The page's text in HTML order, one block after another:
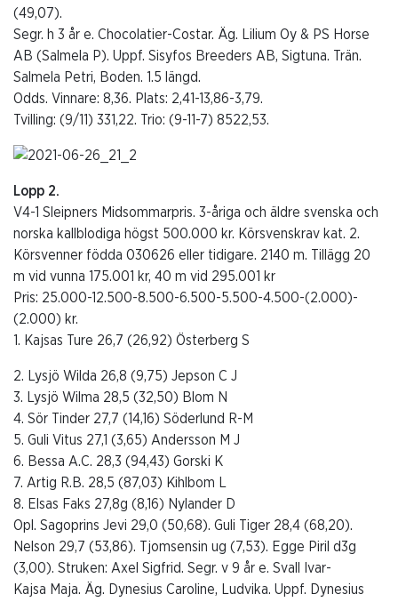
(49,07).
Segr. h 3 år e. Chocolatier-Costar. Äg. Lilium Oy & PS Horse
AB (Salmela P). Uppf. Sisyfos Breeders AB, Sigtuna. Trän.
Salmela Petri, Boden. 1.5 längd.
Odds. Vinnare: 8,36. Plats: 2,41-13,86-3,79.
Tvilling: (9/11) 331,22. Trio: (9-11-7) 8522,53.
Lopp 2.
V4-1 Sleipners Midsommarpris. 3-åriga och äldre svenska och
norska kallblodiga högst 500.000 kr. Körsvenskrav kat. 2.
Körsvenner födda 030626 eller tidigare. 2140 m. Tillägg 20
m vid vunna 175.001 kr, 40 m vid 295.001 kr
Pris: 25.000-12.500-8.500-6.500-5.500-4.500-(2.000)-
(2.000) kr.
1. Kajsas Ture 26,7 (26,92) Österberg S
2. Lysjö Wilda 26,8 (9,75) Jepson C J
3. Lysjö Wilma 28,5 (32,50) Blom N
4. Sör Tinder 27,7 (14,16) Söderlund R-M
5. Guli Vitus 27,1 (3,65) Andersson M J
6. Bessa A.C. 28,3 (94,43) Gorski K
7. Artig R.B. 28,5 (87,03) Kihlbom L
8. Elsas Faks 27,8g (8,16) Nylander D
Opl. Sagoprins Jevi 29,0 (50,68). Guli Tiger 28,4 (68,20).
Nelson 29,7 (53,86). Tjomsensin ug (7,53). Egge Piril d3g
(3,00). Struken: Axel Sigfrid. Segr. v 9 år e. Svall Ivar-
Kajsa Maja. Äg. Dynesius Caroline, Ludvika. Uppf. Dynesius